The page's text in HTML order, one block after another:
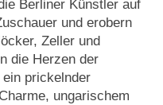
Berliner Künstler auf
und erobern
Zeller und
die Herzen der
prickelnder
ungarischem